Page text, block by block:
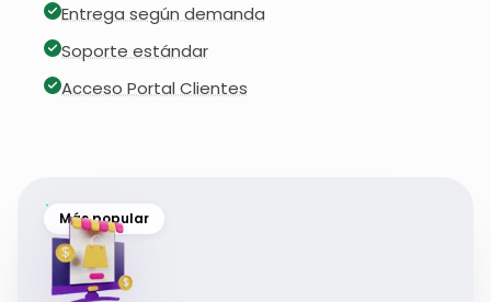
Entrega según demanda
Soporte estándar
Acceso Portal Clientes
Más popular